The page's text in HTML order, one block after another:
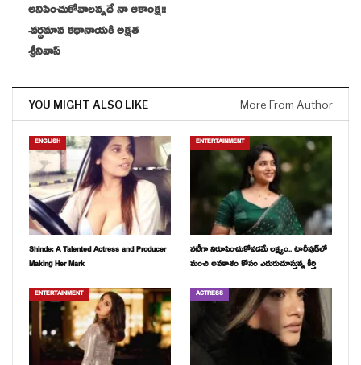
అనిపించుకోవాలన్నదే నా ఆకాంక్ష!!
-వర్ధమాన కథానాయకి అక్షత
శ్రీనివాస్
YOU MIGHT ALSO LIKE More From Author
ENGLISH
Shinde: A Talented Actress and Producer
Making Her Mark
ENTERTAINMENT
నటీగా నిరూపించుకోవడమే లక్ష్యం.. టాలీవుడ్‌లో
మంచి అవకాశం కోసం ఎదురుచూస్తున్న కీర్తి
ENTERTAINMENT ACTRESS